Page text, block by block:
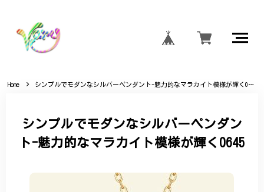
Home シンプルでモダンなシルバーペンダント-魅力的なマラカイト模様が輝く0645
シンプルでモダンなシルバーペンダン
ト-魅力的なマラカイト模様が輝く0645